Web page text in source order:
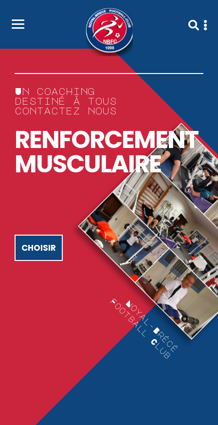
U n c oa c h i ng
d e s t i né à t ou s
c ont a c t e z nou s
RENFORCEMENT
MUSCULAIRE
CHOISIR
N
oya
l-Bréc
é
F
ootb
al
l
C
lub